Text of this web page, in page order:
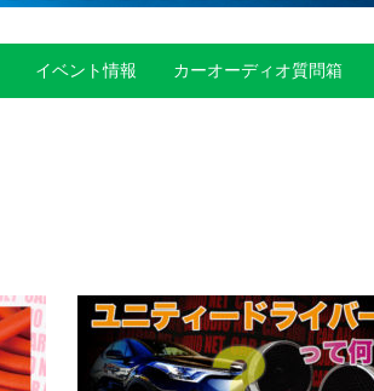
イベント情報 カーオーディオ質問箱